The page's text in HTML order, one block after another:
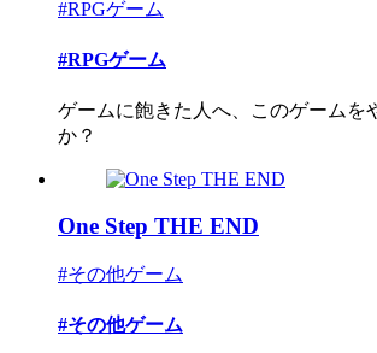
#RPGゲーム
#RPGゲーム
ゲームに飽きた人へ、このゲームを
か？
One Step THE END
#その他ゲーム
#その他ゲーム